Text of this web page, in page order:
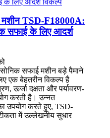
मशीन TSD-F18000A:
सफाई के लिए आदर्श
सफाई मशीन बड़े पैमाने
एक बेहतरीन विकल्प है
ऊर्जा दक्षता और पर्यावरण-
करती है। उन्नत
उपयोग करते हुए, TSD-
में उल्लेखनीय सुधार